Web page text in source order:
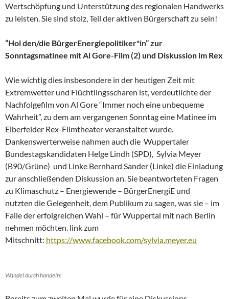
Wertschöpfung und Unterstützung des regionalen Handwerks
zu leisten. Sie sind stolz, Teil der aktiven Bürgerschaft zu sein!
“Hol den/die BürgerEnergiepolitiker*in” zur
Sonntagsmatinee mit Al Gore-Film (2) und Diskussion im Rex
Wie wichtig dies insbesondere in der heutigen Zeit mit
Extremwetter und Flüchtlingsscharen ist, verdeutlichte der
Nachfolgefilm von Al Gore “Immer noch eine unbequeme
Wahrheit”, zu dem am vergangenen Sonntag eine Matinee im
Elberfelder Rex-Filmtheater veranstaltet wurde.
Dankenswerterweise nahmen auch die Wuppertaler
Bundestagskandidaten Helge Lindh (SPD), Sylvia Meyer
(B90/Grüne) und Linke Bernhard Sander (Linke) die Einladung
zur anschließenden Diskussion an. Sie beantworteten Fragen
zu Klimaschutz – Energiewende – BürgerEnergiE und
nutzten die Gelegenheit, dem Publikum zu sagen, was sie – im
Falle der erfolgreichen Wahl – für Wuppertal mit nach Berlin
nehmen möchten. link zum
Mitschnitt: https://www.facebook.com/sylvia.meyer.eu
Wandel durch handeln!